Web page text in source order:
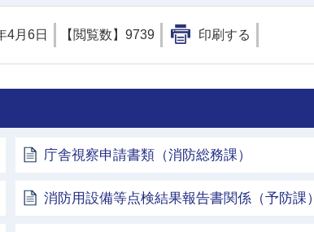
4月6日 【閲覧数】 9739 印刷する
庁舎視察申請書類（消防総務課）
消防用設備等点検結果報告書関係（予防課）